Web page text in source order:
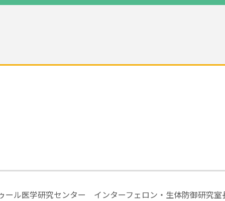
ール医学研究センター インターフェロン・生体防御研究室